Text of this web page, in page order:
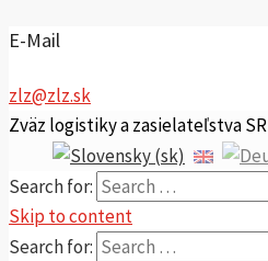
E-Mail
zlz@zlz.sk
Zväz logistiky a zasielateľstva SR
Search for:
Skip to content
Search for: